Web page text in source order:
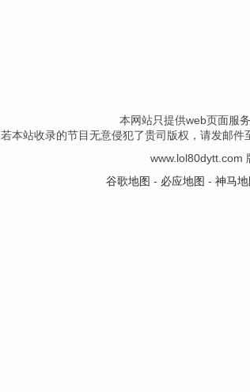
本网站只提供web页面服
若本站收录的节目无意侵犯了贵司版权，请发邮
www.lol80dytt.com
谷歌地图 - 必应地图 - 神马地